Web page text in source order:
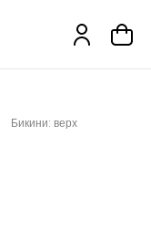
Бикини: верх